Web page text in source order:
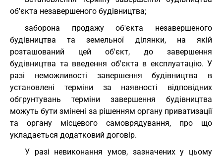
об'єкта незавершеного будівництва;
заборона продажу об'єкта незавершеного
будівництва та земельної ділянки, на якій
розташований цей об'єкт, до завершення
будівництва та введення об'єкта в експлуатацію. У
разі неможливості завершення будівництва в
установлені терміни за наявності відповідних
обгрунтувань терміни завершення будівництва
можуть бути змінені за рішенням органу приватизації
та органу місцевого самоврядування, про що
укладається додатковий договір.
У разі невиконання умов, зазначених у цьому